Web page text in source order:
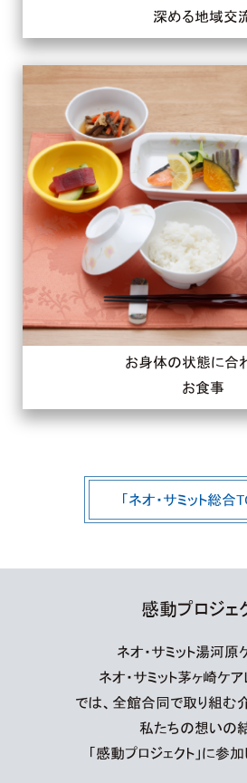
深める地域交
お身体の状態に合
お食事
「ネオ・サミット総合
感動プロジェ
ネオ・サミット湯河原
ネオ・サミット茅ヶ崎ケ
では、全館合同で取り組む
私たちの想いの
「感動プロジェクト」に参